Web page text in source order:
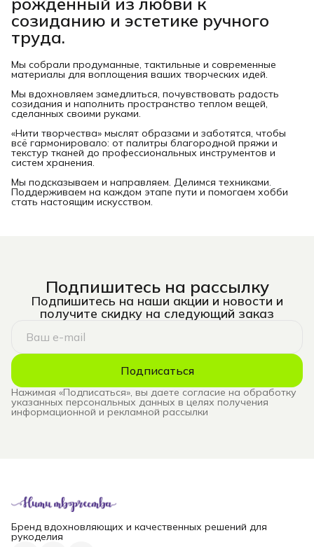
созиданию и эстетике ручного
труда.
Мы собрали продуманные, тактильные и современные
материалы для воплощения ваших творческих идей.
Мы вдохновляем замедлиться, почувствовать радость
созидания и наполнить пространство теплом вещей,
сделанных своими руками.
«Нити творчества» мыслят образами и заботятся, чтобы
всё гармонировало: от палитры благородной пряжи и
текстур тканей до профессиональных инструментов и
систем хранения.
Мы подсказываем и направляем. Делимся техниками.
Поддерживаем на каждом этапе пути и помогаем хобби
стать настоящим искусством.
Подпишитесь на рассылку
Подпишитесь на наши акции и новости и
получите скидку на следующий заказ
Подписаться
Нажимая «Подписаться», вы даете согласие на обработку
указанных персональных данных в целях получения
информационной и рекламной рассылки
Бренд вдохновляющих и качественных решений для
рукоделия